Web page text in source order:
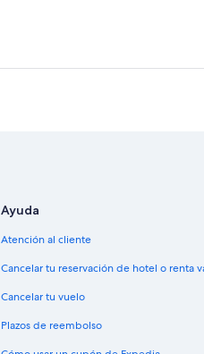
Ayuda
Atención al cliente
Cancelar tu reservación de hotel o renta
Cancelar tu vuelo
Plazos de reembolso